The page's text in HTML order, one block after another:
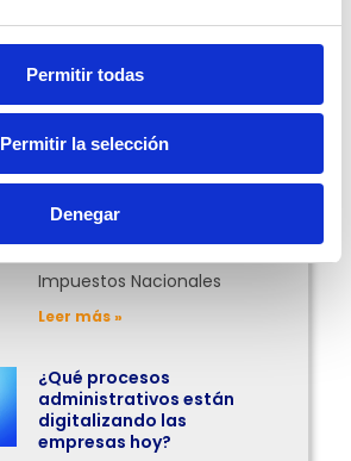
Permitir todas
Permitir la selección
Denegar
Facturación en línea
obligatoria para el
en Bolivia
¿Desde cuándo entrará en
vigor esta obligación?
Entérate de qué iría esta
Impuestos Nacionales
Leer más »
¿Qué procesos
administrativos están
digitalizando las
empresas hoy?